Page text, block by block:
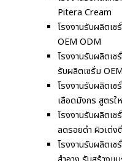
Pitera Cream
โรงงานรับผลิตเ
OEM ODM
โรงงานรับผลิตเ
รับผลิตเซรั่ม OEM
โรงงานรับผลิตเ
เลือดมังกร สูตรใ
โรงงานรับผลิตเ
ลดรอยดำ ผิวเต่ง
โรงงานรับผลิตเ